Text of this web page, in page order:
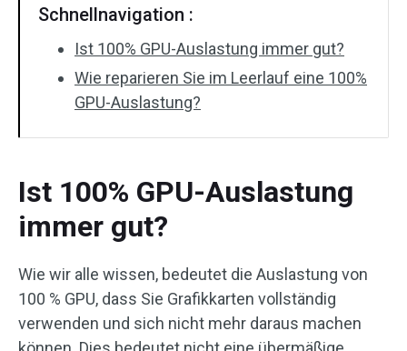
Schnellnavigation :
Ist 100% GPU-Auslastung immer gut?
Wie reparieren Sie im Leerlauf eine 100%
GPU-Auslastung?
Ist 100% GPU-Auslastung
immer gut?
Wie wir alle wissen, bedeutet die Auslastung von
100 % GPU, dass Sie Grafikkarten vollständig
verwenden und sich nicht mehr daraus machen